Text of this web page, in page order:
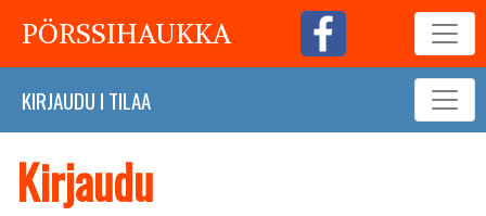
PÖRSSIHAUKKA
KIRJAUDU I TILAA
Kirjaudu